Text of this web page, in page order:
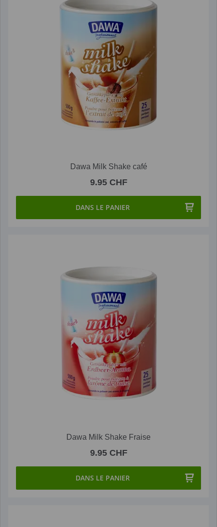
Dawa Milk Shake café
9.95 CHF
DANS LE PANIER
Dawa Milk Shake Fraise
9.95 CHF
DANS LE PANIER